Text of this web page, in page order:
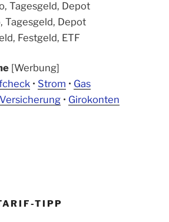
Tagesgeld, Depot
Tagesgeld, Depot
Festgeld, ETF
[Werbung]
• Strom • Gas
• Girokonten
TIPP